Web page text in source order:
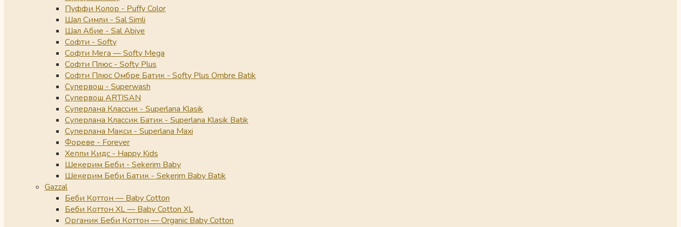
Пуффи Колор - Puffy Color
Шал Симли - Sal Simli
Шал Абие - Sal Abiye
Софти - Softy
Софти Мега — Softy Mega
Софти Плюс - Softy Plus
Софти Плюс Омбре Батик - Softy Plus Ombre Batik
Супервош - Superwash
Супервош ARTISAN
Суперлана Классик - Superlana Klasik
Суперлана Классик Батик - Superlana Klasik Batik
Суперлана Макси - Superlana Maxi
Фореве - Forever
Хеппи Кидс - Happy Kids
Шекерим Беби - Sekerim Baby
Шекерим Беби Батик - Sekerim Baby Batik
Gazzal
Беби Коттон — Baby Cotton
Беби Коттон XL — Baby Cotton XL
Органик Беби Коттон — Organic Baby Cotton